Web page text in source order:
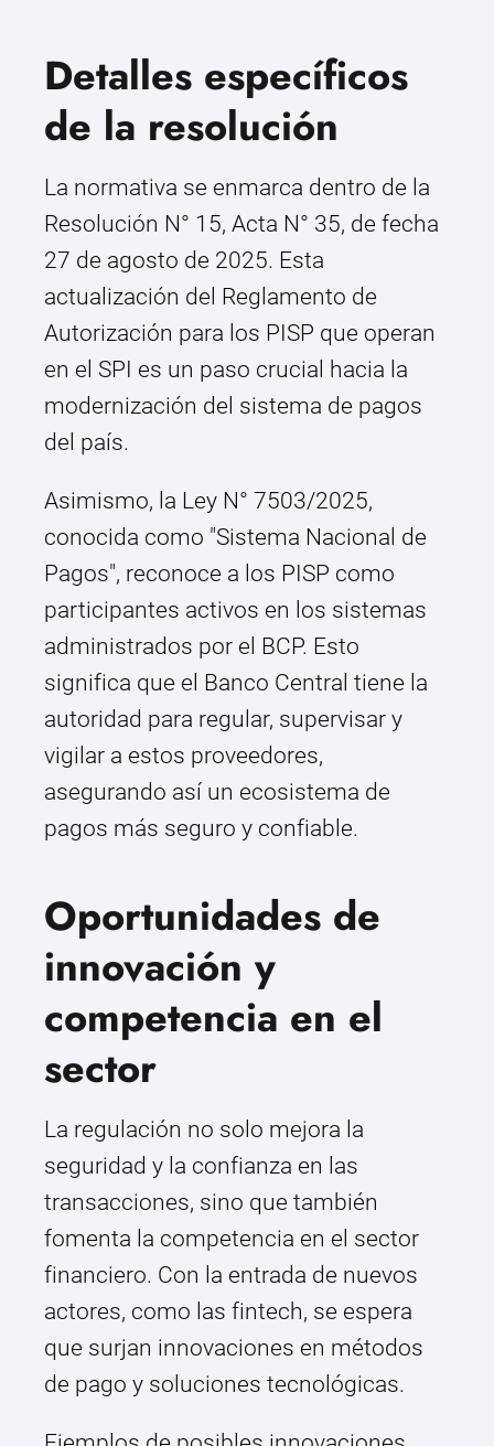
Detalles específicos
de la resolución
La normativa se enmarca dentro de la
Resolución N° 15, Acta N° 35, de fecha
27 de agosto de 2025. Esta
actualización del Reglamento de
Autorización para los PISP que operan
en el SPI es un paso crucial hacia la
modernización del sistema de pagos
del país.
Asimismo, la Ley N° 7503/2025,
conocida como "Sistema Nacional de
Pagos", reconoce a los PISP como
participantes activos en los sistemas
administrados por el BCP. Esto
significa que el Banco Central tiene la
autoridad para regular, supervisar y
vigilar a estos proveedores,
asegurando así un ecosistema de
pagos más seguro y confiable.
Oportunidades de
innovación y
competencia en el
sector
La regulación no solo mejora la
seguridad y la confianza en las
transacciones, sino que también
fomenta la competencia en el sector
financiero. Con la entrada de nuevos
actores, como las fintech, se espera
que surjan innovaciones en métodos
de pago y soluciones tecnológicas.